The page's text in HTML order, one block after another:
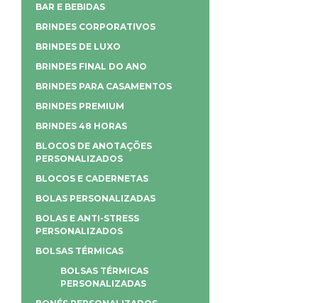
BAR E BEBIDAS
BRINDES CORPORATIVOS
BRINDES DE LUXO
BRINDES FINAL DO ANO
BRINDES PARA CASAMENTOS
BRINDES PREMIUM
BRINDES 48 HORAS
BLOCOS DE ANOTAÇÕES
PERSONALIZADOS
BLOCOS E CADERNETAS
BOLAS PERSONALIZADAS
BOLAS E ANTI-STRESS
PERSONALIZADOS
BOLSAS TÉRMICAS
BOLSAS TÉRMICAS
PERSONALIZADAS